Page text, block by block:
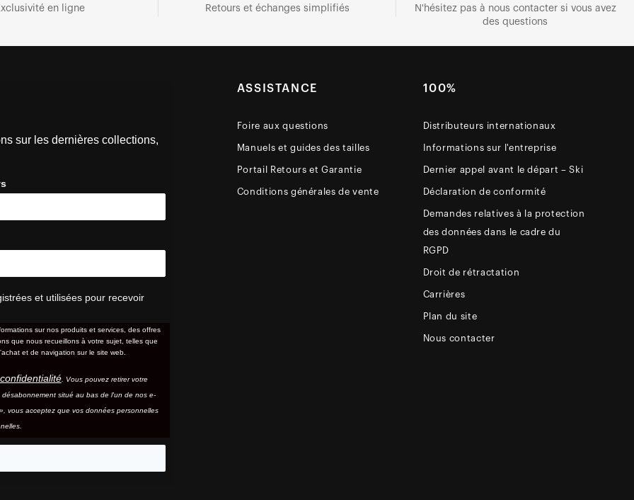
en ligne Retours et échanges simplifiés
N'hésitez pas à nous contacter si vous avez
des questions
sur les dernières collections,
et utilisées pour recevoir
sur nos produits et services, des offres
que nous recueillons à votre sujet, telles que
et de navigation sur le site web.
. Vous pouvez retirer votre
situé au bas de l'un de nos e-
vous acceptez que vos données personnelles
ASSISTANCE
Foire aux questions
Manuels et guides des tailles
Portail Retours et Garantie
Conditions générales de vente
100%
Distributeurs internationaux
Informations sur l'entreprise
Dernier appel avant le départ – Ski
Déclaration de conformité
Demandes relatives à la protection
des données dans le cadre du
RGPD
Droit de rétractation
Carrières
Plan du site
Nous contacter